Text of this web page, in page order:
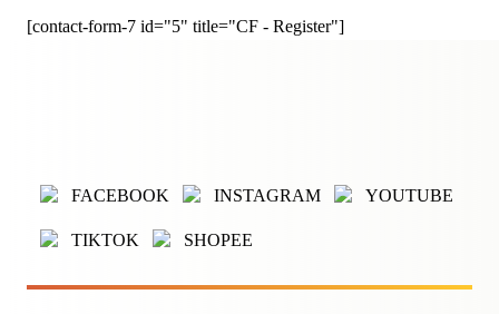
và Kỹ Thuật […]
Nhập tên đăng nhập/email và mật khẩu để đăng nhập.
[contact-form-7 id="5" title="CF - Register"]
FACEBOOK INSTAGRAM YOUTUBE
TIKTOK SHOPEE